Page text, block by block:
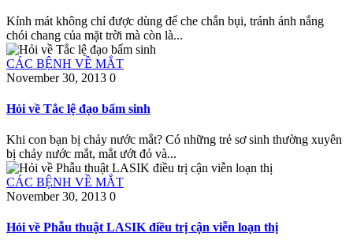
Kính mát không chỉ được dùng để che chắn bụi, tránh ánh nắng
chói chang của mặt trời mà còn là...
CÁC BỆNH VỀ MẮT
November 30, 2013 0
Hỏi về Tắc lệ đạo bẩm sinh
Khi con bạn bị chảy nước mắt? Có những trẻ sơ sinh thường xuyên
bị chảy nước mắt, mắt ướt đỏ và...
CÁC BỆNH VỀ MẮT
November 30, 2013 0
Hỏi về Phẫu thuật LASIK điều trị cận viễn loạn thị